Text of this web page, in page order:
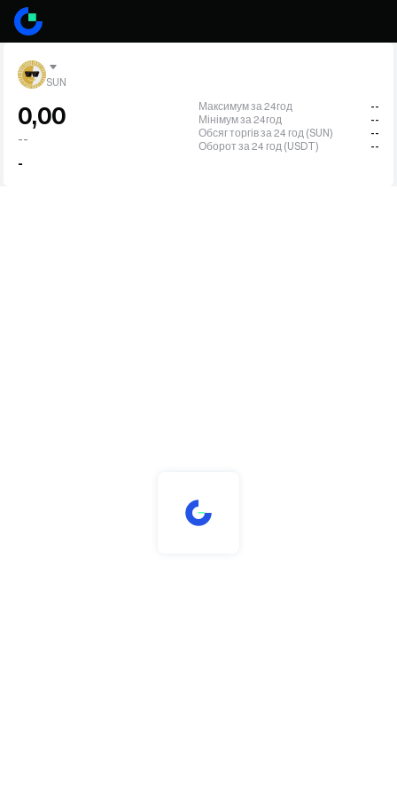
SUN
0,00
--
-
Максимум за 24год
--
Мінімум за 24год
--
Обсяг торгів за 24 год (SUN)
--
Оборот за 24 год (USDT)
--